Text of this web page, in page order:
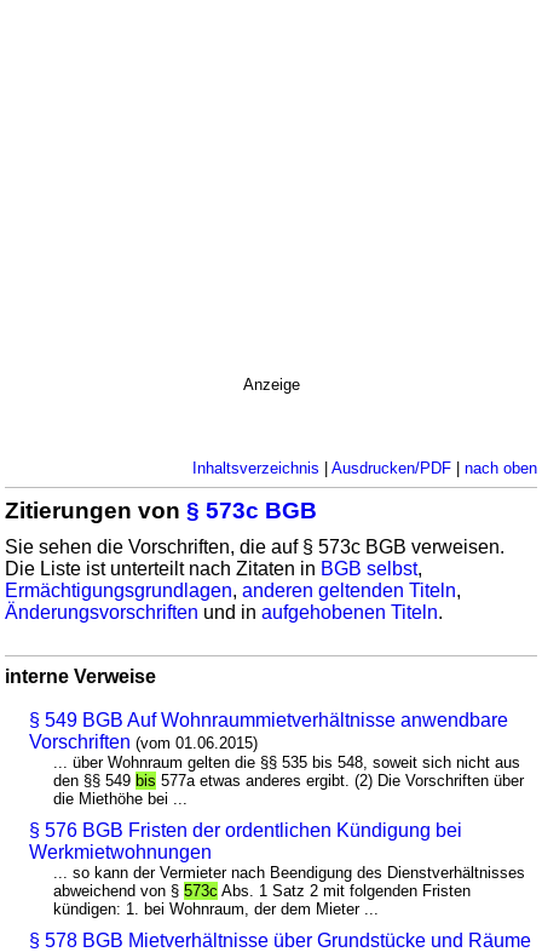
Anzeige
Inhaltsverzeichnis | Ausdrucken/PDF| nach oben
Zitierungen von§ 573c BGB
Sie sehen die Vorschriften, die auf § 573c BGB verweisen.
Die Liste ist unterteilt nach Zitaten in BGB selbst,
Ermächtigungsgrundlagen,anderen geltenden Titeln,
Änderungsvorschriften und inaufgehobenen Titeln.
interne Verweise
§ 549 BGB Auf Wohnraummietverhältnisse anwendbare
Vorschriften (vom 01.06.2015)
... über Wohnraum gelten die §§ 535 bis 548, soweit sich nicht aus
den §§ 549bis 577a etwas anderes ergibt. (2) Die Vorschriften über
die Miethöhe bei ...
§ 576 BGB Fristen der ordentlichen Kündigung bei
Werkmietwohnungen
... so kann der Vermieter nach Beendigung des Dienstverhältnisses
abweichend von §573c Abs. 1 Satz 2 mit folgenden Fristen
kündigen: 1. bei Wohnraum, der dem Mieter ...
§ 578 BGB Mietverhältnisse über Grundstücke und Räume